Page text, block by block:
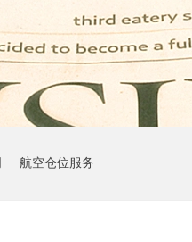
航空仓位服务